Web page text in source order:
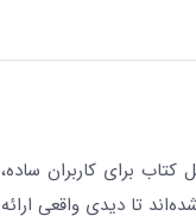
برای کاربران ساده،
تا دیدی واقعی ارائه